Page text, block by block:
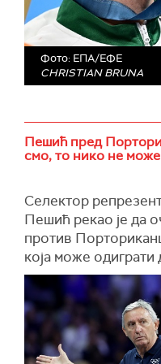
Фото: ЕПА/ЕФЕ
CHRISTIAN BRUNA
Пешић пред
смо, то нико не
Селектор
Пешић рекао је да
против
која може одиграти